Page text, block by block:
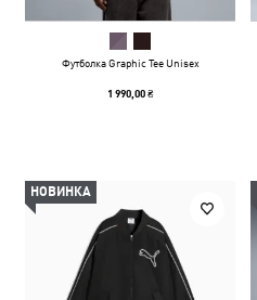
Футболка Graphic Tee Unisex
1 990,00 ₴
НОВИНКА